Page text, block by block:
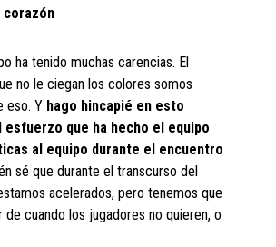
corazón
ha tenido muchas carencias. El
no le ciegan los colores somos
eso. Y hago hincapié en esto
esfuerzo que ha hecho el equipo
al equipo durante el encuentro
sé que durante el transcurso del
acelerados, pero tenemos que
de cuando los jugadores no quieren, o